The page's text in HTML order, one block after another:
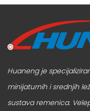
Huaneng je
minijaturnih i srednjih
sustava remenica.